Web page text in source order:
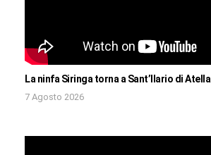
La ninfa Siringa torna a Sant’Ilario di Atella
7 Agosto 2026